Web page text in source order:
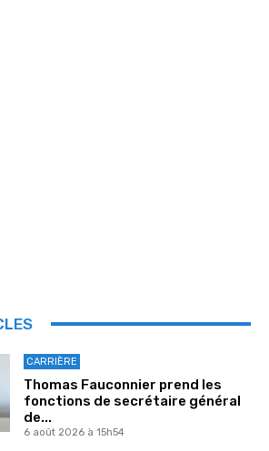
CARRIÈRE
Thomas Fauconnier prend les
fonctions de secrétaire général
de...
6 août 2026 à 15h54